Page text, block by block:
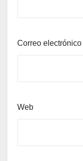
Correo electrónico
Web